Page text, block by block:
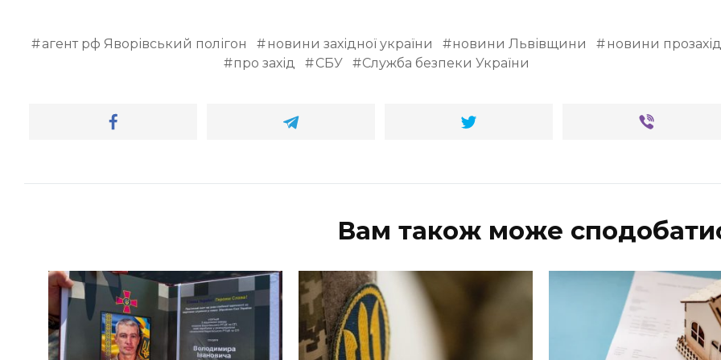
агент рф Яворівський полігон новини західної україни новини Львівщини
новини прозахід
про захід
СБУ Служба безпеки України
Вам також може